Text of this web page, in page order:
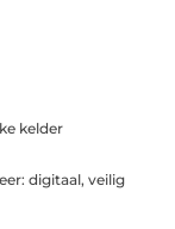
kelder
digitaal, veilig